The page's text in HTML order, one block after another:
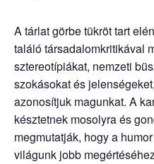
A tárlat görbe tükröt tart
találó társadalomkritikával
sztereotípiákat, nemzeti
szokásokat és
azonosítjuk magunkat. A
késztetnek mosolyra és
megmutatják, hogy a
világunk jobb